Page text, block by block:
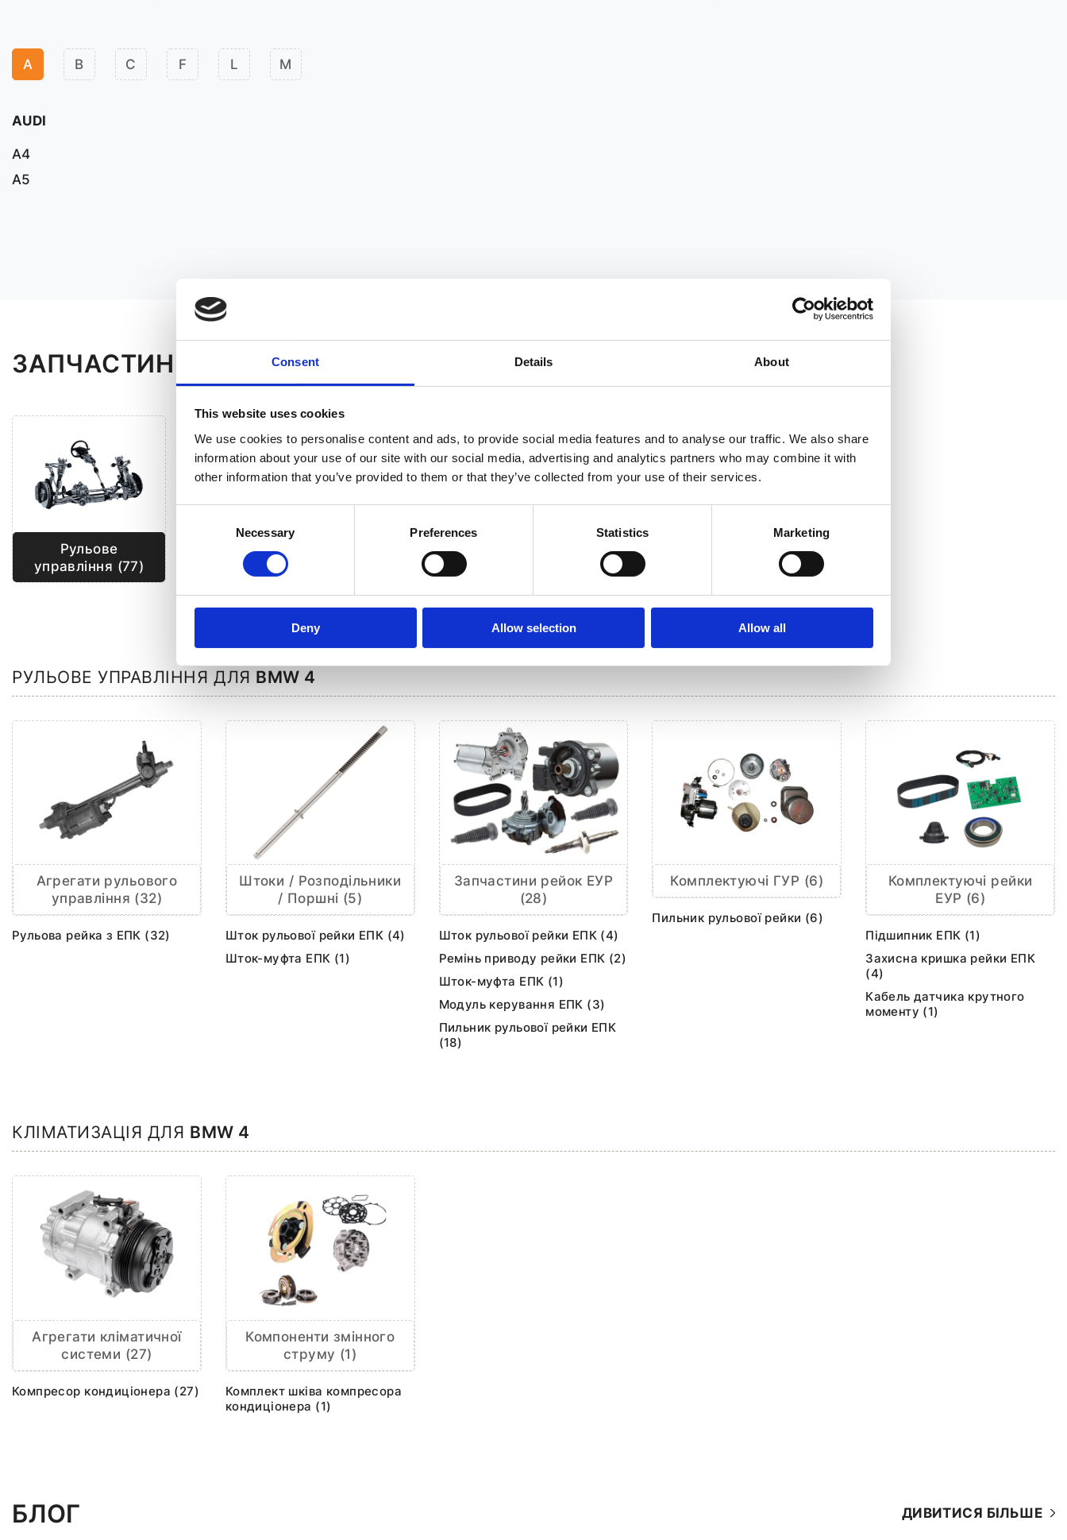
Consent Details About
This website uses cookies
We use cookies to personalise content and ads, to provide social media features and to analyse our traffic. We also share
information about your use of our site with our social media, advertising and analytics partners who may combine it with
other information that you’ve provided to them or that they’ve collected from your use of their services.
Necessary Preferences Statistics Marketing
Deny Allow selection Allow all
A B C F L M
AUDI
A4
A5
ЗАПЧАСТИНИ ДО BMW 4
Рульове
управління (77)
Кліматизація (28)
РУЛЬОВЕ УПРАВЛІННЯ ДЛЯ BMW 4
Агрегати рульового
управління (32)
Рульова рейка з ЕПК (32)
Штоки / Розподільники
/ Поршні (5)
Шток рульової рейки ЕПК (4)
Шток-муфта ЕПК (1)
Запчастини рейок ЕУР
(28)
Шток рульової рейки ЕПК (4)
Ремінь приводу рейки ЕПК (2)
Шток-муфта ЕПК (1)
Модуль керування ЕПК (3)
Пильник рульової рейки ЕПК
(18)
Комплектуючі ГУР (6)
Пильник рульової рейки (6)
Комплектуючі рейки
ЕУР (6)
Підшипник ЕПК (1)
Захисна кришка рейки ЕПК
(4)
Кабель датчика крутного
моменту (1)
КЛІМАТИЗАЦІЯ ДЛЯ BMW 4
Агрегати кліматичної
системи (27)
Компресор кондиціонера (27)
Компоненти змінного
струму (1)
Комплект шківа компресора
кондиціонера (1)
БЛОГ ДИВИТИСЯ БІЛЬШЕ